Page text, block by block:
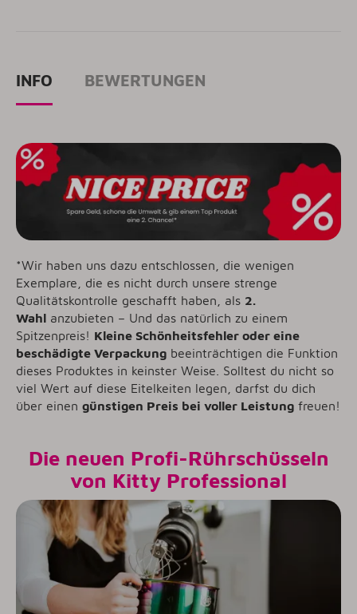
INFO BEWERTUNGEN
*Wir haben uns dazu entschlossen, die wenigen
Exemplare, die es nicht durch unsere strenge
Qualitätskontrolle geschafft haben, als 2.
Wahl anzubieten – Und das natürlich zu einem
Spitzenpreis! Kleine Schönheitsfehler oder eine
beschädigte Verpackung beeinträchtigen die Funktion
dieses Produktes in keinster Weise. Solltest du nicht so
viel Wert auf diese Eitelkeiten legen, darfst du dich
über einen günstigen Preis bei voller Leistung freuen!
Die neuen Profi-Rührschüsseln
von Kitty Professional